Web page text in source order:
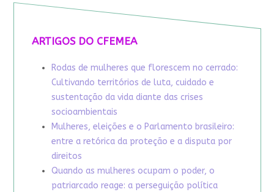
ARTIGOS DO CFEMEA
Rodas de mulheres que florescem no cerrado:
Cultivando territórios de luta, cuidado e
sustentação da vida diante das crises
socioambientais
Mulheres, eleições e o Parlamento brasileiro:
entre a retórica da proteção e a disputa por
direitos
Quando as mulheres ocupam o poder, o
patriarcado reage: a perseguição política